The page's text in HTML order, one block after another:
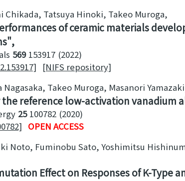
Chikada, Tatsuya Hinoki, Takeo Muroga
of ceramic materials
569 153917 2022
[NIFS repository]
Nagasaka, Takeo Muroga, Masanori
reference low-activation vanadium
25 100782 2020
OPEN ACCESS
Noto, Fuminobu Sato, Yoshimitsu
Effect on Responses of K-Type